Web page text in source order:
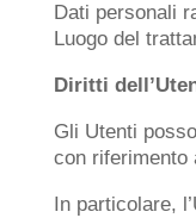
Dati personali
Luogo del
Diritti
Gli Utenti
con riferimento
In particolare,